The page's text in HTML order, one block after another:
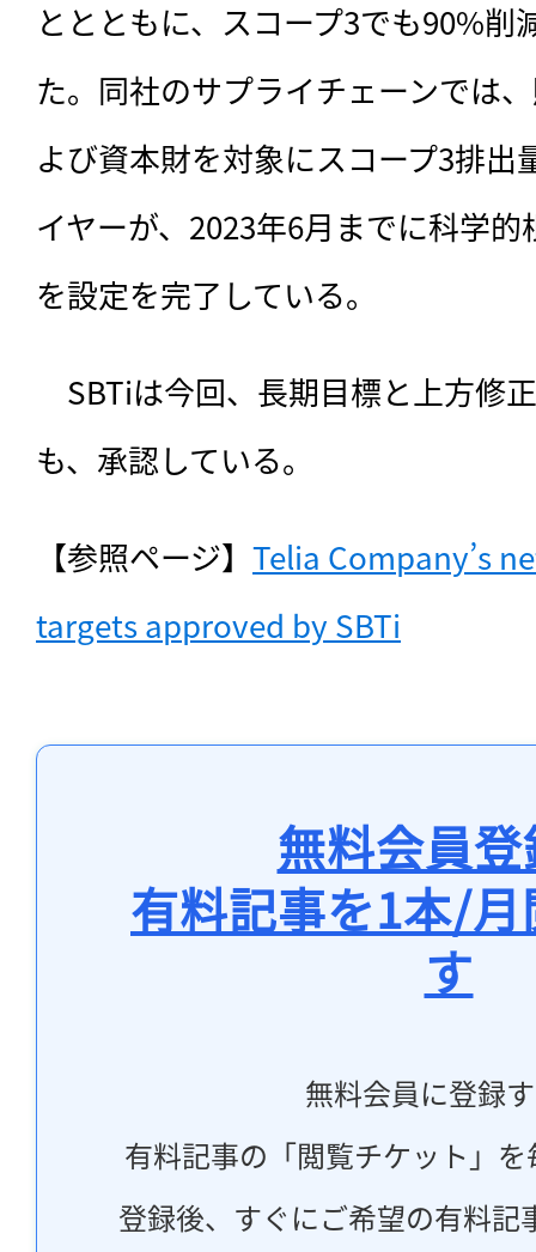
ととともに、スコープ3でも90%削
た。同社のサプライチェーンでは
よび資本財を対象にスコープ3排出
イヤーが、2023年6月までに科学
を設定を完了している。
SBTiは今回、長期目標と上方修
も、承認している。
【参照ページ】 Telia Company’s
targets approved by SBTi
無料会員
有料記事を1本/
す
無料会員に登録
有料記事の「閲覧チケット」
登録後、すぐにご希望の有料記